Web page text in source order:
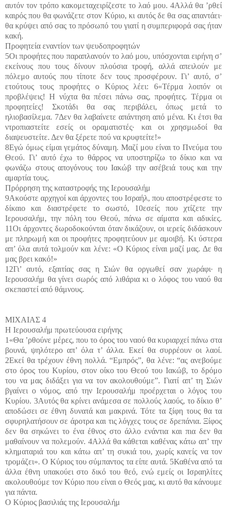
αυτόν τον τρόπο κακομεταχειρίζεστε το λαό μου. 4Αλλά θα ’ρθεί
καιρός που θα φωνάζετε στον Κύριο, κι αυτός δε θα σας απαντάει·
θα κρύψει από σας το πρόσωπό του γιατί η συμπεριφορά σας ήταν
κακή.
Προφητεία εναντίον των ψευδοπροφητών
5Οι προφήτες που παραπλανούν το λαό μου, υπόσχονται ειρήνη σ’
εκείνους που τους δίνουν πλούσια τροφή, αλλά απειλούν με
πόλεμο αυτούς που τίποτε δεν τους προσφέρουν. Γι’ αυτό, σ’
ετούτους τους προφήτες ο Κύριος λέει: 6«Τέρμα λοιπόν οι
προβλέψεις! Η νύχτα θα πέσει πάνω σας, προφήτες. Τέρμα οι
προφητείες! Σκοτάδι θα σας περιβάλει, όπως μετά το
ηλιοβασίλεμα. 7Δεν θα λαβαίνετε απάντηση από μένα. Κι έτσι θα
ντροπιαστείτε εσείς οι οραματιστές· και οι χρησμωδοί θα
διαψευστείτε. Δεν θα ξέρετε πού να κρυφτείτε!»
8Εγώ όμως είμαι γεμάτος δύναμη. Μαζί μου είναι το Πνεύμα του
Θεού. Γι’ αυτό έχω το θάρρος να υποστηρίζω το δίκιο και να
φωνάζω στους απογόνους του Ιακώβ την ασέβειά τους και την
αμαρτία τους.
Πρόρρηση της καταστροφής της Ιερουσαλήμ
9Ακούστε αρχηγοί και άρχοντες του Ισραήλ, που αποστρέφεστε το
δίκαιο και διαστρέφετε το σωστό, 10εσείς που χτίζετε την
Ιερουσαλήμ, την πόλη του Θεού, πάνω σε αίματα και αδικίες.
11Οι άρχοντες δωροδοκούνται όταν δικάζουν, οι ιερείς διδάσκουν
με πληρωμή και οι προφήτες προφητεύουν με αμοιβή. Κι ύστερα
απ’ όλα αυτά τολμούν και λένε: «Ο Κύριος είναι μαζί μας. Δε θα
μας βρει κακό!»
12Γι’ αυτό, εξαιτίας σας η Σιών θα οργωθεί σαν χωράφι· η
Ιερουσαλήμ θα γίνει σωρός από λιθάρια κι ο λόφος του ναού θα
σκεπαστεί από θάμνους.
ΜΙΧΑΙΑΣ 4
Η Ιερουσαλήμ πρωτεύουσα ειρήνης
1«Θα ’ρθούνε μέρες, που το όρος του ναού θα κυριαρχεί πάνω στα
βουνά, ψηλότερο απ’ όλα τ’ άλλα. Εκεί θα συρρέουν οι λαοί.
2Εκεί θα τρέχουν έθνη πολλά. “Εμπρός”, θα λένε: “ας ανεβούμε
στο όρος του Κυρίου, στον οίκο του Θεού του Ιακώβ, το δρόμο
του να μας διδάξει για να τον ακολουθούμε”. Γιατί απ’ τη Σιών
βγαίνει ο νόμος, από την Ιερουσαλήμ προέρχεται ο λόγος του
Κυρίου. 3Αυτός θα κρίνει ανάμεσα σε πολλούς λαούς, το δίκιο θ’
αποδώσει σε έθνη δυνατά και μακρινά. Τότε τα ξίφη τους θα τα
σφυρηλατήσουν σε άροτρα και τις λόγχες τους σε δρεπάνια. Ξίφος
δεν θα σηκώνει το ένα έθνος στο άλλο ενάντια και πια δεν θα
μαθαίνουν να πολεμούν. 4Αλλά θα κάθεται καθένας κάτω απ’ την
κληματαριά του και κάτω απ’ τη συκιά του, χωρίς κανείς να τον
τρομάζει». Ο Κύριος του σύμπαντος τα είπε αυτά. 5Καθένα από τα
άλλα έθνη υπακούει στο δικό του θεό, ενώ εμείς οι Ισραηλίτες
ακολουθούμε τον Κύριο που είναι ο Θεός μας, κι αυτό θα κάνουμε
για πάντα.
Ο Κύριος βασιλιάς της Ιερουσαλήμ